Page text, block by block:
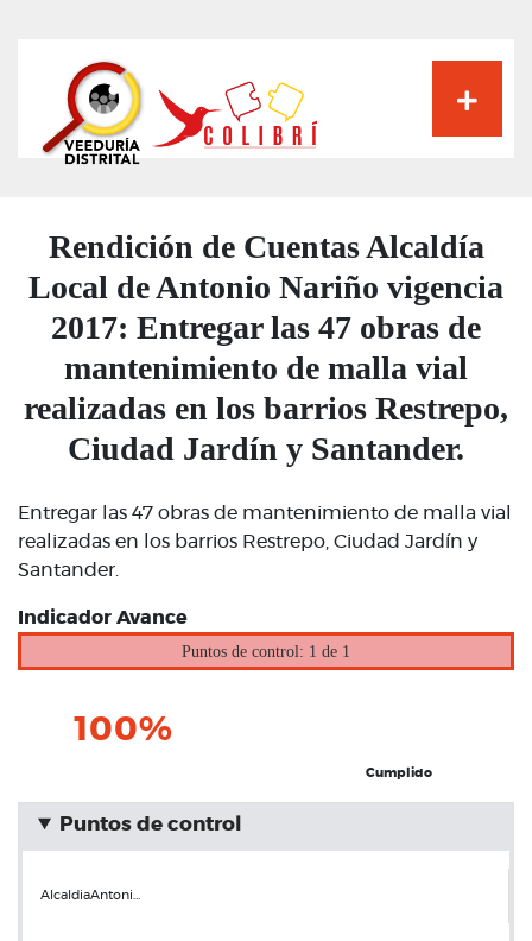
principal
Rendición de Cuentas Alcaldía
Local de Antonio Nariño vigencia
2017: Entregar las 47 obras de
mantenimiento de malla vial
realizadas en los barrios Restrepo,
Ciudad Jardín y Santander.
Entregar las 47 obras de mantenimiento de malla vial
realizadas en los barrios Restrepo, Ciudad Jardín y
Santander.
Indicador Avance
Puntos de control: 1 de 1
100%
Cumplido
Puntos de control
AlcaldiaAntoni…